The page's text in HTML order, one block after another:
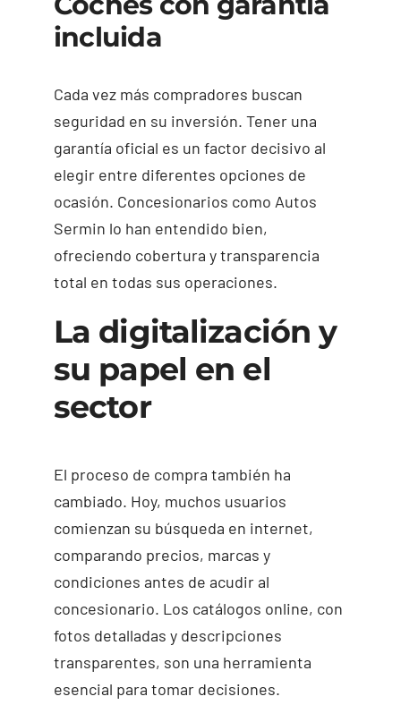
incluida
Cada vez más compradores buscan
seguridad en su inversión. Tener una
garantía oficial es un factor decisivo al
elegir entre diferentes opciones de
ocasión. Concesionarios como Autos
Sermin lo han entendido bien,
ofreciendo cobertura y transparencia
total en todas sus operaciones.
La digitalización y
su papel en el
sector
El proceso de compra también ha
cambiado. Hoy, muchos usuarios
comienzan su búsqueda en internet,
comparando precios, marcas y
condiciones antes de acudir al
concesionario. Los catálogos online, con
fotos detalladas y descripciones
transparentes, son una herramienta
esencial para tomar decisiones.